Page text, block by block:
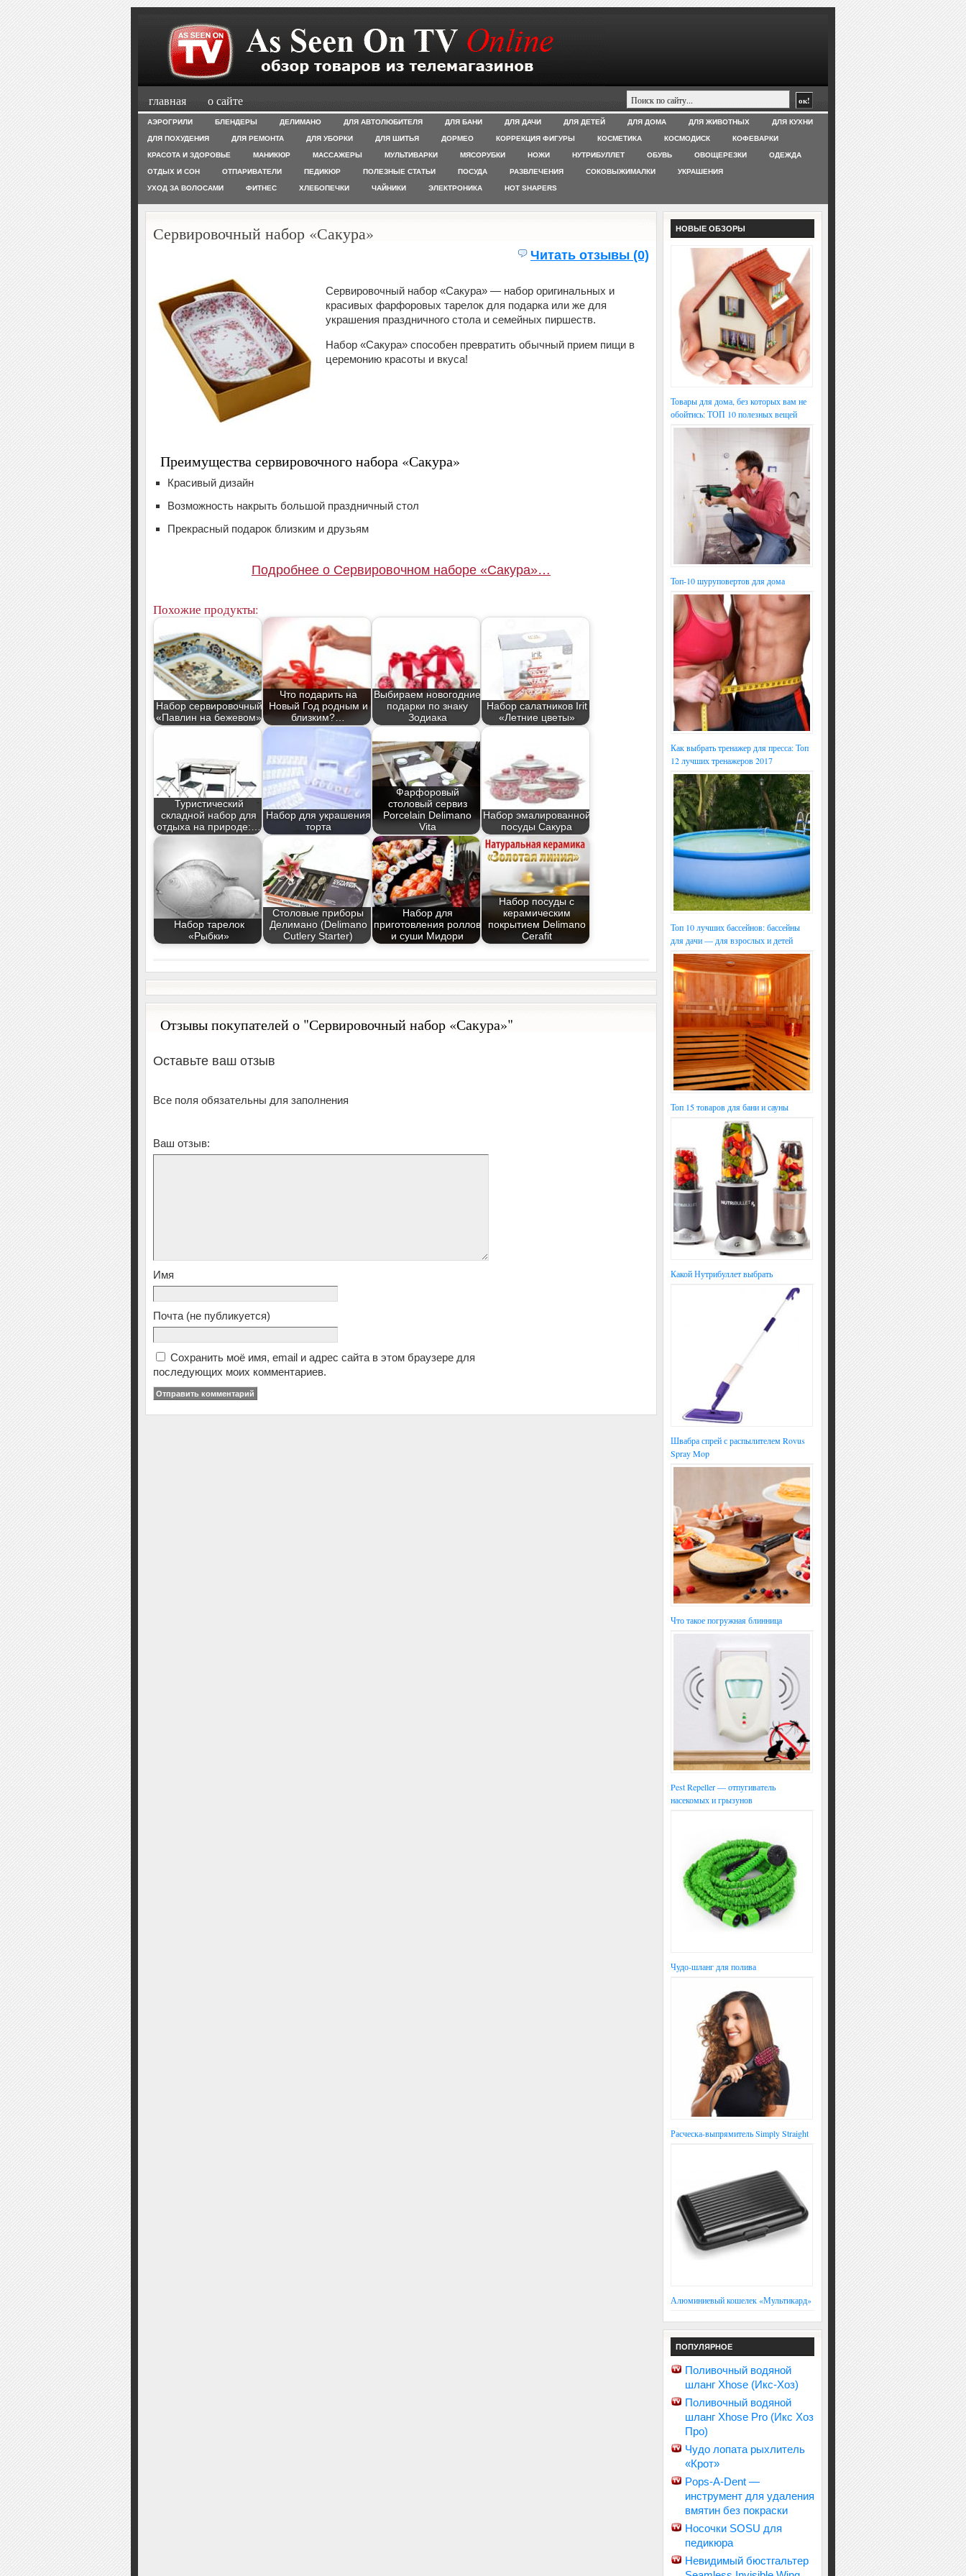
главная о сайте
АЭРОГРИЛИ БЛЕНДЕРЫ ДЕЛИМАНО ДЛЯ АВТОЛЮБИТЕЛЯ ДЛЯ БАНИ ДЛЯ ДАЧИ ДЛЯ ДЕТЕЙ ДЛЯ ДОМА ДЛЯ ЖИВОТНЫХ ДЛЯ КУХНИ
ДЛЯ ПОХУДЕНИЯ ДЛЯ РЕМОНТА ДЛЯ УБОРКИ ДЛЯ ШИТЬЯ ДОРМЕО КОРРЕКЦИЯ ФИГУРЫ КОСМЕТИКА КОСМОДИСК КОФЕВАРКИ
КРАСОТА И ЗДОРОВЬЕ МАНИКЮР МАССАЖЕРЫ МУЛЬТИВАРКИ МЯСОРУБКИ НОЖИ НУТРИБУЛЛЕТ ОБУВЬ ОВОЩЕРЕЗКИ ОДЕЖДА
ОТДЫХ И СОН ОТПАРИВАТЕЛИ ПЕДИКЮР ПОЛЕЗНЫЕ СТАТЬИ ПОСУДА РАЗВЛЕЧЕНИЯ СОКОВЫЖИМАЛКИ УКРАШЕНИЯ
УХОД ЗА ВОЛОСАМИ ФИТНЕС ХЛЕБОПЕЧКИ ЧАЙНИКИ ЭЛЕКТРОНИКА HOT SHAPERS
Сервировочный набор «Сакура»
Читать отзывы (0)
Сервировочный набор «Сакура» — набор оригинальных и
красивых фарфоровых тарелок для подарка или же для
украшения праздничного стола и семейных пиршеств.
Набор «Сакура» способен превратить обычный прием пищи в
церемонию красоты и вкуса!
Преимущества сервировочного набора «Сакура»
Красивый дизайн
Возможность накрыть большой праздничный стол
Прекрасный подарок близким и друзьям
Подробнее о Сервировочном наборе «Сакура»…
Похожие продукты:
Набор сервировочный
«Павлин на бежевом»
Что подарить на
Новый Год родным и
близким?…
Выбираем новогодние
подарки по знаку
Зодиака
Набор салатников Irit
«Летние цветы»
Туристический
складной набор для
отдыха на природе:…
Набор для украшения
торта
Фарфоровый
столовый сервиз
Porcelain Delimano
Vita
Набор эмалированной
посуды Сакура
Набор тарелок
«Рыбки»
Столовые приборы
Делимано (Delimano
Cutlery Starter)
Набор для
приготовления роллов
и суши Мидори
Набор посуды с
керамическим
покрытием Delimano
Cerafit
Отзывы покупателей о "Сервировочный набор «Сакура»"
Оставьте ваш отзыв
Все поля обязательны для заполнения
Ваш отзыв:
Имя
Почта (не публикуется)
Сохранить моё имя, email и адрес сайта в этом браузере для
последующих моих комментариев.
НОВЫЕ ОБЗОРЫ
Товары для дома, без которых вам не
обойтись: ТОП 10 полезных вещей
Топ-10 шуруповертов для дома
Как выбрать тренажер для пресса: Топ
12 лучших тренажеров 2017
Топ 10 лучших бассейнов: бассейны
для дачи — для взрослых и детей
Топ 15 товаров для бани и сауны
Какой Нутрибуллет выбрать
Швабра спрей с распылителем Rovus
Spray Mop
Что такое погружная блинница
Pest Repeller — отпугиватель
насекомых и грызунов
Чудо-шланг для полива
Расческа-выпрямитель Simply Straight
Алюминиевый кошелек «Мультикард»
ПОПУЛЯРНОЕ
Поливочный водяной
шланг Xhose (Икс-Хоз)
Поливочный водяной
шланг Xhose Pro (Икс Хоз
Про)
Чудо лопата рыхлитель
«Крот»
Pops-A-Dent —
инструмент для удаления
вмятин без покраски
Носочки SOSU для
педикюра
Невидимый бюстгальтер